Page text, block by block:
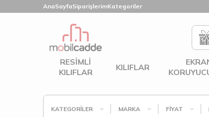
AnaSayfaSiparişlerimKategoriler
RESIMLI
KILIFLAR
KILIFLAR
KATEGORILER MARKA FIYAT